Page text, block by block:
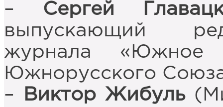
– Сергей
выпускающий
журнала «Южное
Южнорусского
–
Виктор Жибуль